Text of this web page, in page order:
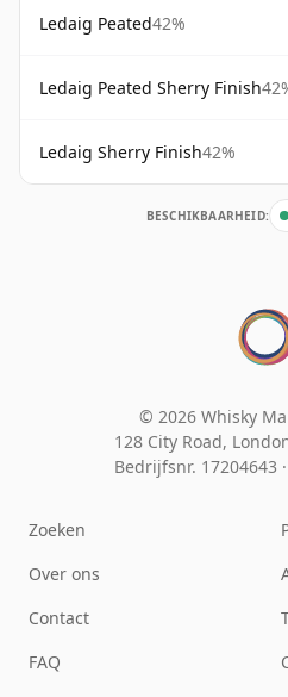
Ledaig Peated42%
Ledaig Peated Sherry Finish
Ledaig Sherry Finish42%
BESCHIKBAARHEID:
© 2026 Whisky
128 City Road,
Bedrijfsnr. 17204643 ·
Zoeken
Over ons
Contact
FAQ